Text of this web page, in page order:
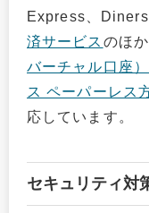
Express、
済サービス のほ
バーチャル口座
ス ペーパーレス
応しています。
セキュリティ対